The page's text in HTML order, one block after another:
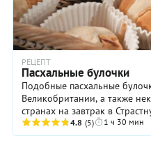
РЕЦЕПТ
Пасхальные булочки
Подобные пасхальные
Великобритании, а также
странах на завтрак в
Воскресения Христова.
4.8 (5) 1 ч 30 мин